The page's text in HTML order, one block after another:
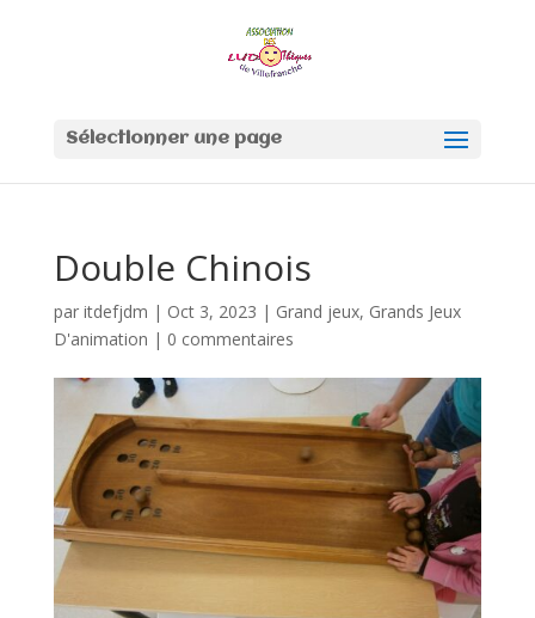
Sélectionner une page
Double Chinois
par itdefjdm | Oct 3, 2023 | Grand jeux, Grands Jeux
D'animation | 0 commentaires